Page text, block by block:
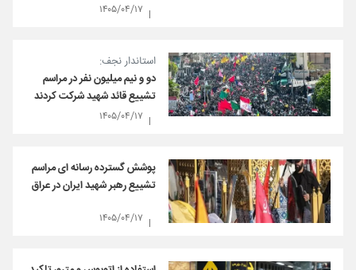
۱۴۰۵/۰۴/۱۷
استاندار نجف:
دو و نیم میلیون نفر در مراسم
تشییع قائد شهید شرکت کردند
۱۴۰۵/۰۴/۱۷
پوشش گسترده رسانه ای مراسم
تشییع رهبر شهید ایران در عراق
۱۴۰۵/۰۴/۱۷